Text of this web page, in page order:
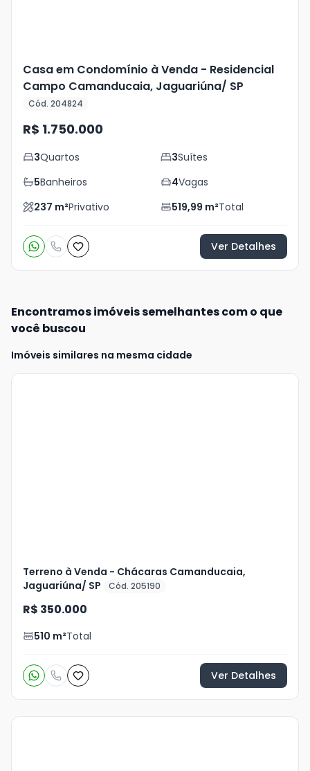
Casa em Condomínio à Venda - Residencial
Campo Camanducaia, Jaguariúna/ SP
Cód. 204824
R$ 1.750.000
3Quartos 3Suítes
5Banheiros 4Vagas
237 m²Privativo 519,99 m²Total
Ver Detalhes
Encontramos imóveis semelhantes com o que
você buscou
Imóveis similares na mesma cidade
Terreno à Venda - Chácaras Camanducaia,
Jaguariúna/ SP
Cód. 205190
R$ 350.000
510 m²Total
Ver Detalhes